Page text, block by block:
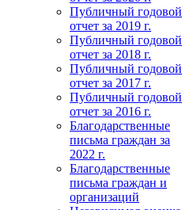
Публичный годовой
отчет за 2019 г.
Публичный годовой
отчет за 2018 г.
Публичный годовой
отчет за 2017 г.
Публичный годовой
отчет за 2016 г.
Благодарственные
письма граждан за
2022 г.
Благодарственные
письма граждан и
организаций